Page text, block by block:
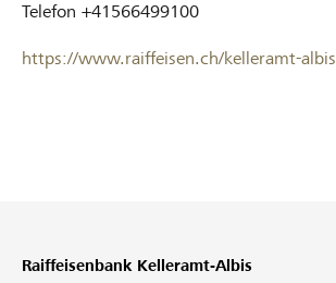
Telefon +41566499100
https://www.raiffeisen.ch/kelleramt-albis
Raiffeisenbank Kelleramt-Albis